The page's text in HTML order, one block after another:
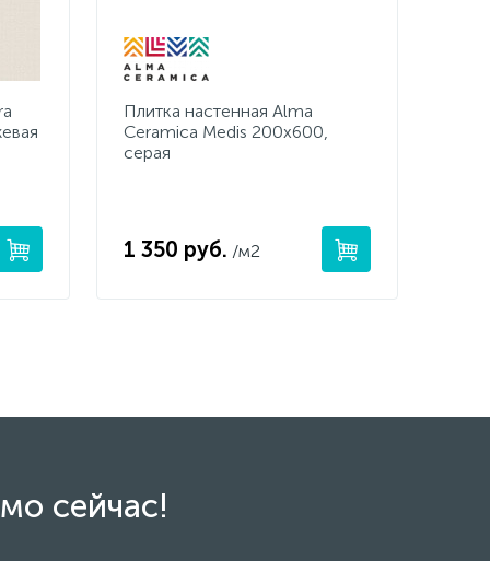
Плитка настенная Alma
Ceramica Medis 200x600,
серая
1 350 руб. /м2
сейчас!